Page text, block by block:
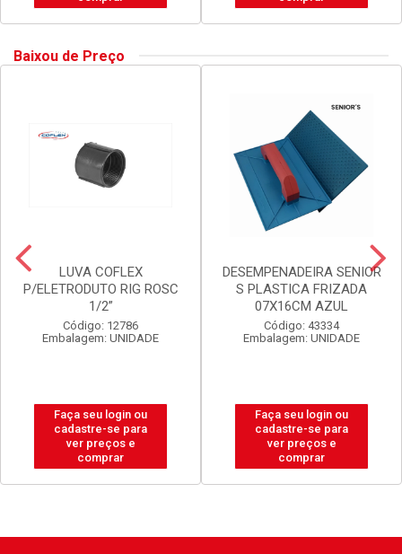
Baixou de Preço
LUVA COFLEX
P/ELETRODUTO RIG ROSC
1/2”
Código: 12786
Embalagem: UNIDADE
Faça seu login ou
cadastre-se para
ver preços e
comprar
DESEMPENADEIRA SENIOR
S PLASTICA FRIZADA
07X16CM AZUL
Código: 43334
Embalagem: UNIDADE
Faça seu login ou
cadastre-se para
ver preços e
comprar